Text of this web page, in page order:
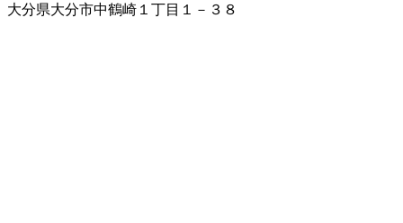
大分県大分市中鶴崎１丁目１－３８